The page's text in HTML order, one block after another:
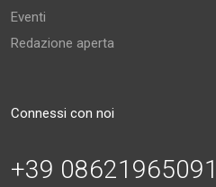
Eventi
Redazione aperta
Connessi con noi
+39 08621965091